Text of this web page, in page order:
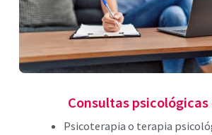
Consultas
Psicoterapia o terapia